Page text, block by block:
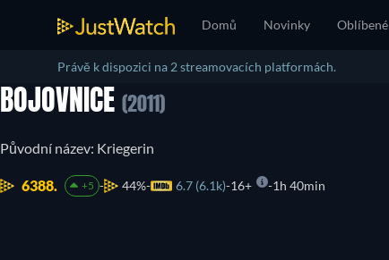
Domů Novinky Oblíbené
Právě k dispozici na 2 streamovacích platformách.
BOJOVNICE (2011)
Původní název: Kriegerin
6388. +5 44% 6.7 (6.1k) 16+ 1h 40min